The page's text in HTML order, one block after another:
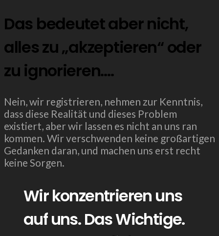
Das bedeutet aber nicht,
alles zu „akzeptieren“ oder
zu ignorieren….
Nein, wir registrieren, nehmen zur Kenntnis,
dass diese Realität und dieses Problem
existiert, aber wir lassen es nicht an uns ran
kommen. Wir verschwenden keine großartigen
Gedanken daran, und machen uns erst recht
keine Sorgen.
Wir konzentrieren uns
auf uns. Das Wichtige.